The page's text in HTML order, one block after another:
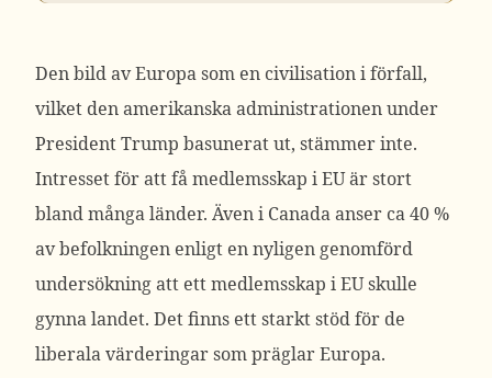
Den bild av Europa som en civilisation i förfall,
vilket den amerikanska administrationen under
President Trump basunerat ut, stämmer inte.
Intresset för att få medlemsskap i EU är stort
bland många länder. Även i Canada anser ca 40 %
av befolkningen enligt en nyligen genomförd
undersökning att ett medlemsskap i EU skulle
gynna landet. Det finns ett starkt stöd för de
liberala värderingar som präglar Europa.